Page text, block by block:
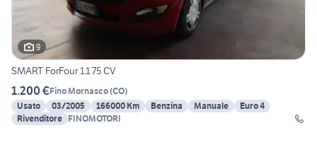
9
SMART ForFour 1.1 75 CV
1.200 €Fino Mornasco(CO)
Usato
03/2005 166000 Km Benzina Manuale
Euro 4
Rivenditore FINOMOTORI